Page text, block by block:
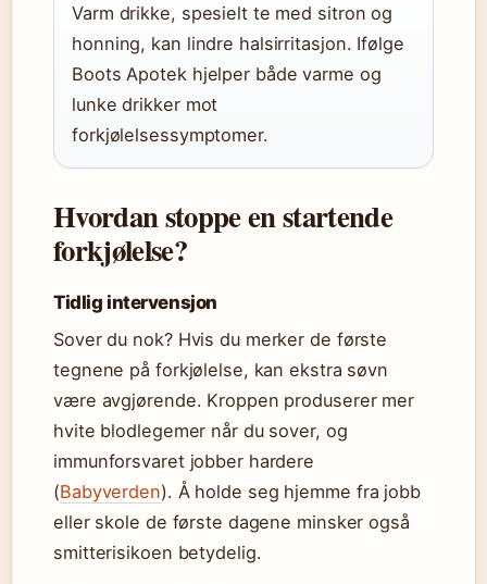
Varm drikke, spesielt te med sitron og
honning, kan lindre halsirritasjon. Ifølge
Boots Apotek hjelper både varme og
lunke drikker mot
forkjølelsessymptomer.
Hvordan stoppe en startende
forkjølelse?
Tidlig intervensjon
Sover du nok? Hvis du merker de første
tegnene på forkjølelse, kan ekstra søvn
være avgjørende. Kroppen produserer mer
hvite blodlegemer når du sover, og
immunforsvaret jobber hardere
(Babyverden). Å holde seg hjemme fra jobb
eller skole de første dagene minsker også
smitterisikoen betydelig.